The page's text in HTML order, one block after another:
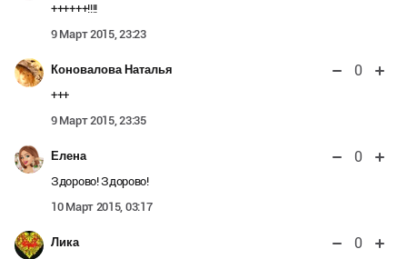
++++++!!!!
9 Март 2015, 23:23
Коновалова Наталья 0
+++
9 Март 2015, 23:35
Елена 0
Здорово! Здорово!
10 Март 2015, 03:17
Лика 0